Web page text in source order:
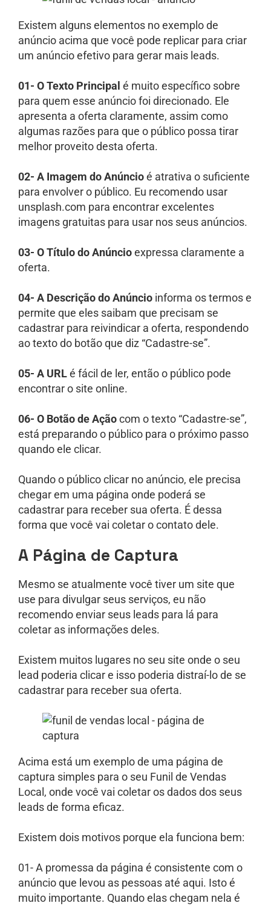
Existem alguns elementos no exemplo de
anúncio acima que você pode replicar para criar
um anúncio efetivo para gerar mais leads.
01- O Texto Principal é muito específico sobre
para quem esse anúncio foi direcionado. Ele
apresenta a oferta claramente, assim como
algumas razões para que o público possa tirar
melhor proveito desta oferta.
02- A Imagem do Anúncioé atrativa o suficiente
para envolver o público. Eu recomendo usar
unsplash.com para encontrar excelentes
imagens gratuitas para usar nos seus anúncios.
03- O Título do Anúncioexpressa claramente a
oferta.
04- A Descrição do Anúncioinforma os termos e
permite que eles saibam que precisam se
cadastrar para reivindicar a oferta, respondendo
ao texto do botão que diz “Cadastre-se”.
05- A URLé fácil de ler, então o público pode
encontrar o site online.
06- O Botão de Açãocom o texto “Cadastre-se”,
está preparando o público para o próximo passo
quando ele clicar.
Quando o público clicar no anúncio, ele precisa
chegar em uma página onde poderá se
cadastrar para receber sua oferta. É dessa
forma que você vai coletar o contato dele.
A Página de Captura
Mesmo se atualmente você tiver um site que
use para divulgar seus serviços, eu não
recomendo enviar seus leads para lá para
coletar as informações deles.
Existem muitos lugares no seu site onde o seu
lead poderia clicar e isso poderia distraí-lo de se
cadastrar para receber sua oferta.
Acima está um exemplo de uma página de
captura simples para o seu Funil de Vendas
Local, onde você vai coletar os dados dos seus
leads de forma eficaz.
Existem dois motivos porque ela funciona bem:
01- A promessa da página é consistente com o
anúncio que levou as pessoas até aqui. Isto é
muito importante. Quando elas chegam nela é